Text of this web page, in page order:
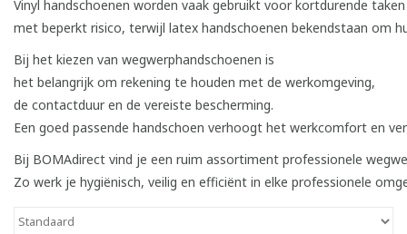
Vinyl handschoenen worden vaak gebruikt voor kortdurende taken
met beperkt risico, terwijl latex handschoenen bekendstaan om
Bij het kiezen van wegwerphandschoenen is
het belangrijk om rekening te houden met de werkomgeving,
de contactduur en de vereiste bescherming.
Een goed passende handschoen verhoogt het werkcomfort en
Bij BOMAdirect vind je een ruim assortiment professionele
Zo werk je hygiënisch, veilig en efficiënt in elke professionele